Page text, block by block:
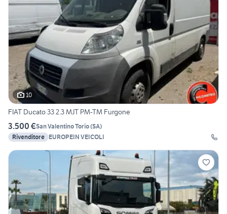
10
FIAT Ducato 33 2.3 MJT PM-TM Furgone
3.500 €San Valentino Torio(SA)
Rivenditore EUROPEIN VEICOLI